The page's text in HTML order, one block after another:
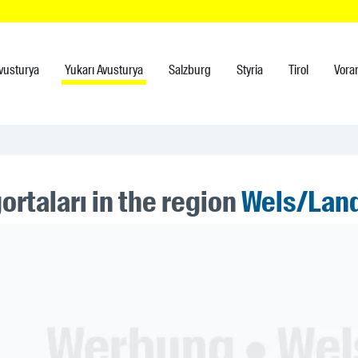
Yukarı Avusturya Salzburg Styria Tirol
in the regionWels/